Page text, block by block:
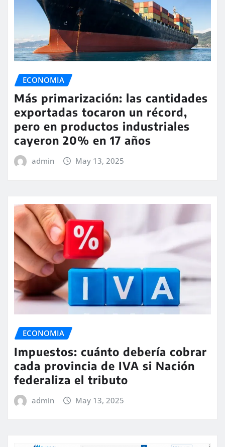
ECONOMIA
Más primarización: las cantidades
exportadas tocaron un récord,
pero en productos industriales
cayeron 20% en 17 años
admin May 13, 2025
ECONOMIA
Impuestos: cuánto debería cobrar
cada provincia de IVA si Nación
federaliza el tributo
admin May 13, 2025